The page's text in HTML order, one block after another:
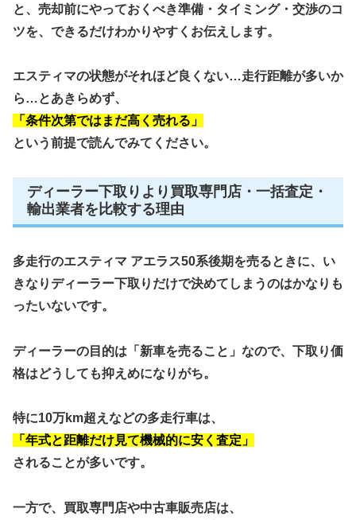
と、売却前にやっておくべき準備・タイミング・交渉のコ
ツを、できるだけわかりやすくお伝えします。
エスティマの状態がそれほど良くない…走行距離が多いか
ら…とあきらめず、
「条件次第ではまだ高く売れる」
という前提で読んでみてください。
ディーラー下取りより買取専門店・一括査定・
輸出業者を比較する理由
多走行のエスティマ アエラス50系後期を売るときに、い
きなりディーラー下取りだけで決めてしまうのはかなりも
ったいないです。
ディーラーの目的は「新車を売ること」なので、下取り価
格はどうしても抑えめになりがち。
特に10万km超えなどの多走行車は、
「年式と距離だけ見て機械的に安く査定」
されることが多いです。
一方で、買取専門店や中古車販売店は、